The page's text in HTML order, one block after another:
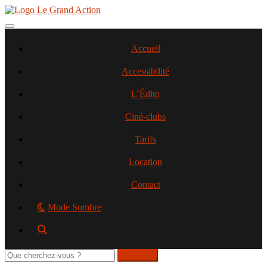
Aller
contenu
Toggle navigation
Accueil
Accessibilité
L’Édito
Ciné-clubs
Tarifs
Location
Contact
Mode Sombre
Rechercher
sur